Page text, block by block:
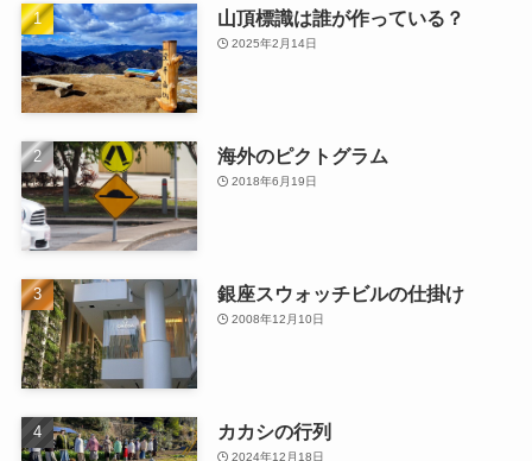
山頂標識は誰が作っている？
2025年2月14日
海外のピクトグラム
2018年6月19日
銀座スウォッチビルの仕掛け
2008年12月10日
カカシの行列
2024年12月18日